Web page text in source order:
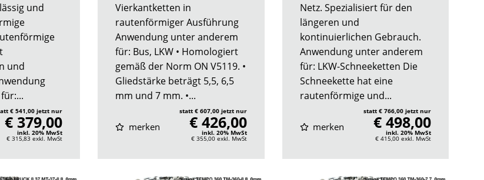
und
und
€ 541,00 jetzt nur
€ 379,00
inkl. 20% MwSt
€ 315,83 exkl. MwSt
Vierkantketten in
rautenförmiger Ausführung
Anwendung unter anderem
für: Bus, LKW • Homologiert
gemäß der Norm ON V5119. •
Gliedstärke beträgt 5,5, 6,5
mm und 7 mm. •...
merken
statt € 607,00 jetzt nur
€ 426,00
inkl. 20% MwSt
€ 355,00 exkl. MwSt
Netz. Spezialisiert für den
längeren und
kontinuierlichen Gebrauch.
Anwendung unter anderem
für: LKW-Schneeketten Die
Schneekette hat eine
rautenförmige und...
merken
statt € 766,00 jetzt nur
€ 498,00
inkl. 20% MwSt
€ 415,00 exkl. MwSt